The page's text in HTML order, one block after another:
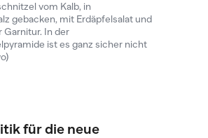
vom Kalb, in
gebacken, mit Erdäpfelsalat und
Garnitur. In der
ist es ganz sicher nicht
für die neue